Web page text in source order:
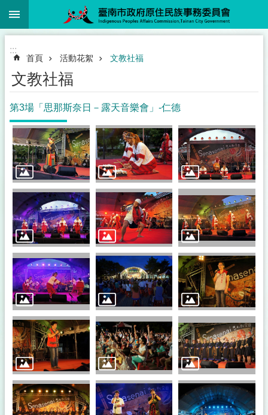
跳到主要內容區塊
:::
首頁 活動花絮 文教社福
文教社福
第3場「思那斯奈日－露天音樂會」-仁德